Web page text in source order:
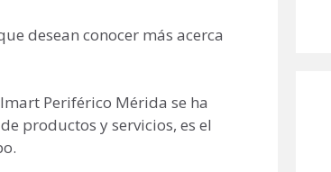
desean conocer más acerca
Periférico Mérida se ha
productos y servicios, es el